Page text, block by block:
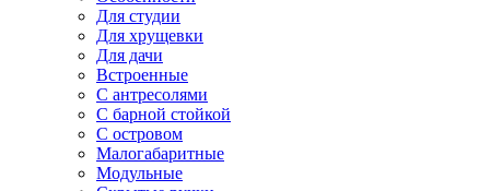
Для студии
Для хрущевки
Для дачи
Встроенные
С антресолями
С барной стойкой
С островом
Малогабаритные
Модульные